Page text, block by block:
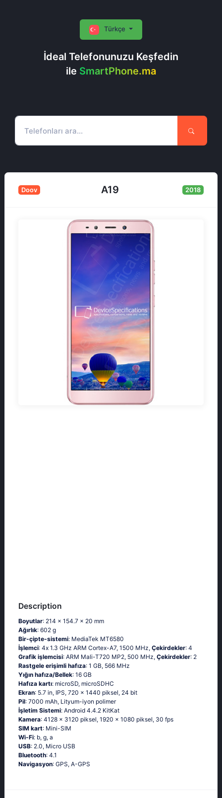
İdeal Telefonunuzu Keşfedin
ile SmartPhone.ma
Türkçe
Doov A19 2018
Description
Boyutlar: 214 x 154.7 x 20 mm
Ağırlık: 602 g
Bir-çipte-sistemi: МеdiаТеk МТ6580
İşlemci: 4х 1.3 GНz АRМ Соrtех-А7, 1500 MHz, Çekirdekler: 4
Grafik işlemcisi: ARM Mali-T720 MP2, 500 MHz, Çekirdekler: 2
Rastgele erişimli hafıza: 1 GB, 566 MHz
Yığın hafıza/Bellek: 16 GB
Hafıza kartı: microSD, microSDHC
Ekran: 5.7 in, IPS, 720 x 1440 piksel, 24 bit
Pil: 7000 mAh, Lityum-iyon polimer
İşletim Sistemi: Аndrоid 4.4.2 ΚitΚаt
Kamera: 4128 x 3120 piksel, 1920 x 1080 piksel, 30 fps
SIM kart: Mini-SIM
Wi-Fi: b, g, а
USB: 2.0, Micro USB
Bluetooth: 4.1
Navigasyon: GРS, А-GРS